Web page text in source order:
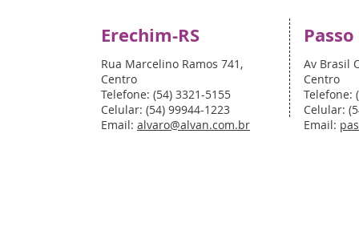
Erechim-RS
Rua Marcelino Ramos 741,
Centro
Telefone: (54) 3321-5155
Celular: (54) 99944-1223
Email: alvaro@alvan.com.br
Av Brasil
Centro
Telefone:
Celular:
Email: